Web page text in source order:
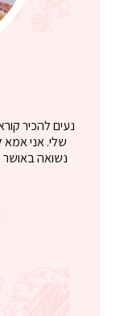
נעים להכיר
נשואה באושר